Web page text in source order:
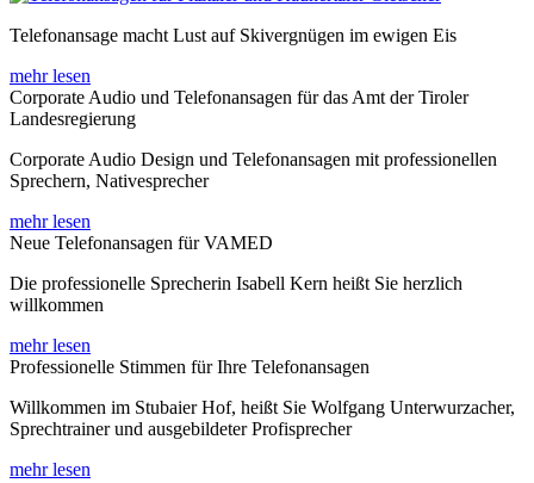
Telefonansage macht Lust auf Skivergnügen im ewigen Eis
mehr lesen
Corporate Audio und Telefonansagen für das Amt der Tiroler
Landesregierung
Corporate Audio Design und Telefonansagen mit professionellen
Sprechern, Nativesprecher
mehr lesen
Neue Telefonansagen für VAMED
Die professionelle Sprecherin Isabell Kern heißt Sie herzlich
willkommen
mehr lesen
Professionelle Stimmen für Ihre Telefonansagen
Willkommen im Stubaier Hof, heißt Sie Wolfgang Unterwurzacher,
Sprechtrainer und ausgebildeter Profisprecher
mehr lesen